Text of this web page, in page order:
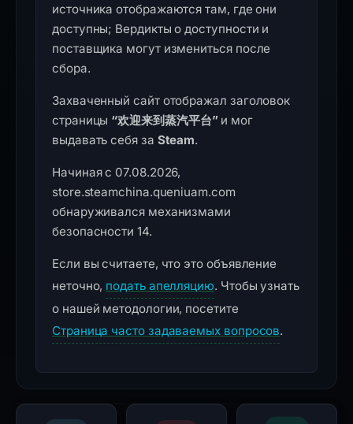
источника отображаются там, где они
доступны; Вердикты о доступности и
поставщика могут измениться после
сбора.
Захваченный сайт отображал заголовок
страницы “欢迎来到蒸汽平台”и мог
выдавать себя за Steam.
Начиная с 07.08.2026,
store.steamchina.queniuam.com
обнаруживался механизмами
безопасности 14.
Если вы считаете, что это объявление
неточно, подать апелляцию. Чтобы узнать
о нашей методологии, посетите
Страница часто задаваемых вопросов.